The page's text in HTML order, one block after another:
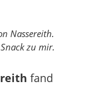
Nassereith.
zu mir.
fand